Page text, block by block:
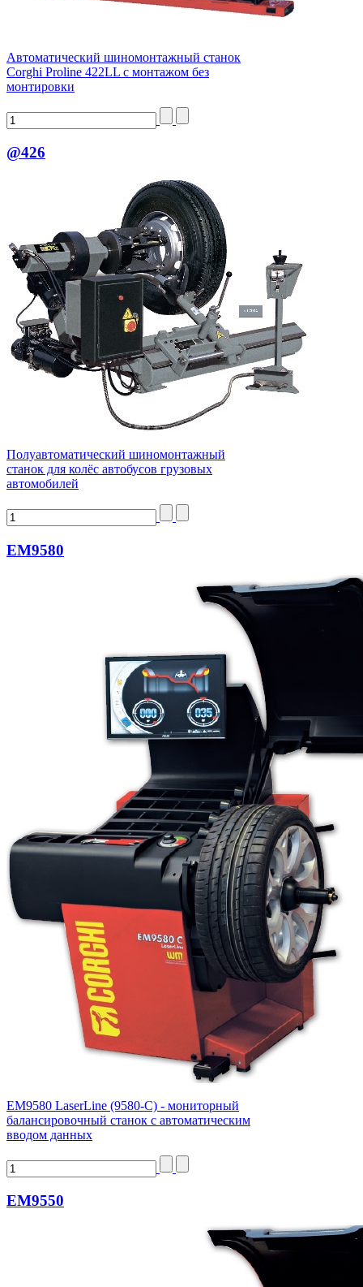
Автоматический шиномонтажный станок
Corghi Proline 422LL с монтажом без
монтировки
@426
Полуавтоматический шиномонтажный
станок для колёс автобусов грузовых
автомобилей
EM9580
ЕМ9580 LaserLine (9580-C) - мониторный
балансировочный станок с автоматическим
вводом данных
EM9550